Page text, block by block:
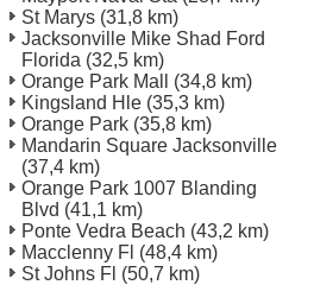
St Marys (31,8 km)
Jacksonville Mike Shad Ford
Florida (32,5 km)
Orange Park Mall
(34,8 km)
Kingsland Hle (35,3 km)
Orange Park (35,8 km)
Mandarin Square Jacksonville
(37,4 km)
Orange Park 1007 Blanding
Blvd (41,1 km)
Ponte Vedra Beach (43,2 km)
Macclenny Fl (48,4 km)
St Johns Fl (50,7 km)